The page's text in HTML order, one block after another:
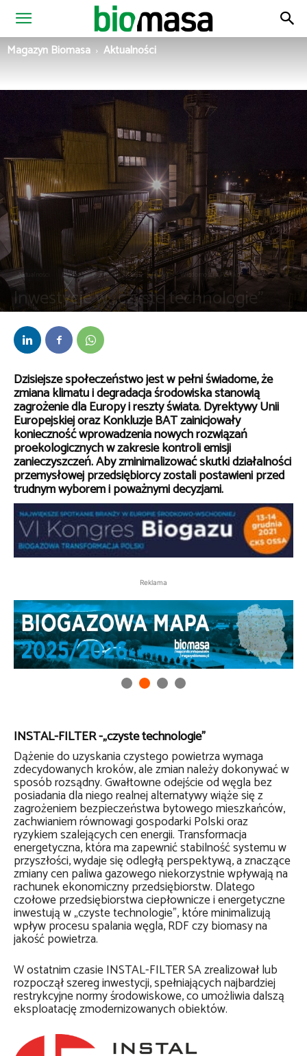
Magazyn
Magazyn Biomasa Aktualności
Aktualności Biogaz Biomasa OZE Pellet Wiadomości z Polski
Inwestycje w „czyste technologie”
Dzisiejsze społeczeństwo jest w pełni świadome, że
zmiana klimatu i degradacja środowiska stanowią
zagrożenie dla Europy i reszty świata. Dyrektywy Unii
Europejskiej oraz Konkluzje BAT zainicjowały
konieczność wprowadzenia nowych rozwiązań
proekologicznych w zakresie kontroli emisji
zanieczyszczeń. Aby zminimalizować skutki działalności
przemysłowej przedsiębiorcy zostali postawieni przed
trudnym wyborem i poważnymi decyzjami.
Reklama
INSTAL-FILTER -„czyste technologie”
Dążenie do uzyskania czystego powietrza wymaga
zdecydowanych kroków, ale zmian należy dokonywać w
sposób rozsądny. Gwałtowne odejście od węgla bez
posiadania dla niego realnej alternatywy wiąże się z
zagrożeniem bezpieczeństwa bytowego mieszkańców,
zachwianiem równowagi gospodarki Polski oraz
ryzykiem szalejących cen energii. Transformacja
energetyczna, która ma zapewnić stabilność systemu w
przyszłości, wydaje się odległą perspektywą, a znaczące
zmiany cen paliwa gazowego niekorzystnie wpływają na
rachunek ekonomiczny przedsiębiorstw. Dlatego
czołowe przedsiębiorstwa ciepłownicze i energetyczne
inwestują w „czyste technologie”, które minimalizują
wpływ procesu spalania węgla, RDF czy biomasy na
jakość powietrza.
W ostatnim czasie INSTAL-FILTER SA zrealizował lub
rozpoczął szereg inwestycji, spełniających najbardziej
restrykcyjne normy środowiskowe, co umożliwia dalszą
eksploatację zmodernizowanych obiektów.